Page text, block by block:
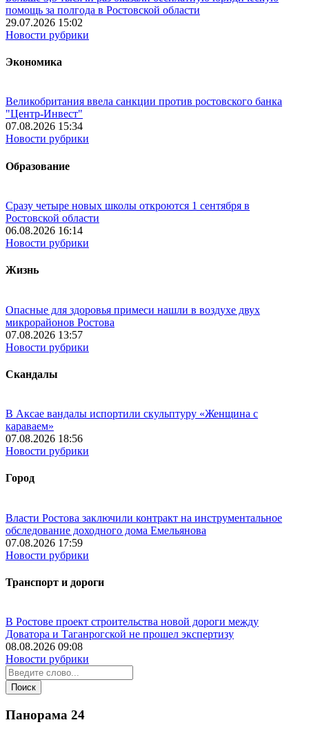
помощь за полгода в Ростовской области
29.07.2026 15:02
Новости рубрики
Экономика
Великобритания ввела санкции против ростовского банка
"Центр-Инвест"
07.08.2026 15:34
Новости рубрики
Образование
Сразу четыре новых школы откроются 1 сентября в
Ростовской области
06.08.2026 16:14
Новости рубрики
Жизнь
Опасные для здоровья примеси нашли в воздухе двух
микрорайонов Ростова
07.08.2026 13:57
Новости рубрики
Скандалы
В Аксае вандалы испортили скульптуру «Женщина с
караваем»
07.08.2026 18:56
Новости рубрики
Город
Власти Ростова заключили контракт на инструментальное
обследование доходного дома Емельянова
07.08.2026 17:59
Новости рубрики
Транспорт и дороги
В Ростове проект строительства новой дороги между
Доватора и Таганрогской не прошел экспертизу
08.08.2026 09:08
Новости рубрики
Панорама 24